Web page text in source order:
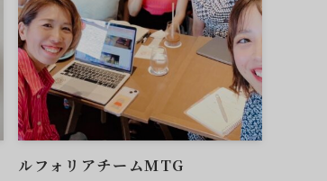
ルフォリアチームMTG